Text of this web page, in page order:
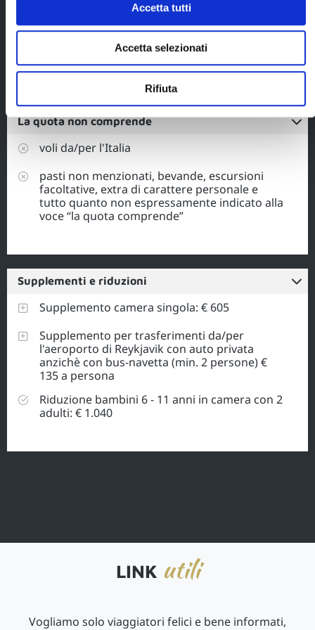
Accetta tutti
Accetta selezionati
Rifiuta
copertura dei
servizi gestiti da
Blueberry Travel.
La quota non comprende
voli da/per l'Italia
pasti non menzionati, bevande, escursioni
facoltative, extra di carattere personale e
tutto quanto non espressamente indicato alla
voce “la quota comprende”
Supplementi e riduzioni
Supplemento camera singola: € 605
Supplemento per trasferimenti da/per
l'aeroporto di Reykjavik con auto privata
anzichè con bus-navetta (min. 2 persone) €
135 a persona
Riduzione bambini 6 - 11 anni in camera con 2
adulti: € 1.040
LINK utili
Vogliamo solo viaggiatori felici e bene informati,